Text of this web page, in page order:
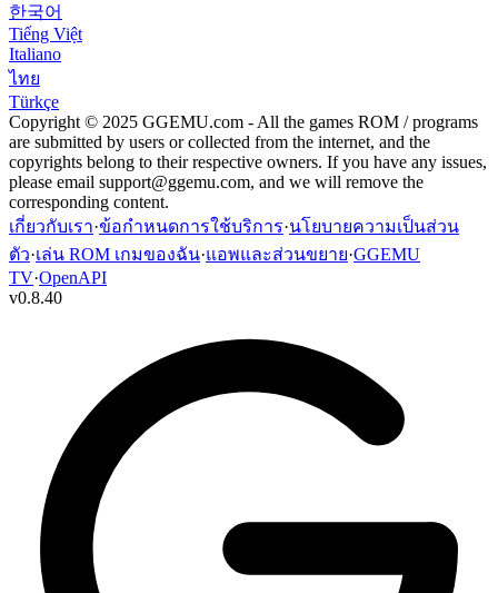
한국어
Tiếng Việt
Italiano
ไทย
Türkçe
Copyright © 2025 GGEMU.com - All the games ROM / programs
are submitted by users or collected from the internet, and the
copyrights belong to their respective owners. If you have any issues,
please email support@ggemu.com, and we will remove the
corresponding content.
เกี่ยวกับเรา·ข้อกำหนดการใช้บริการ·นโยบายความเป็นส่วน
ตัว·เล่น ROM เกมของฉัน·แอพและส่วนขยาย·GGEMU
TV·OpenAPI
v0.8.40